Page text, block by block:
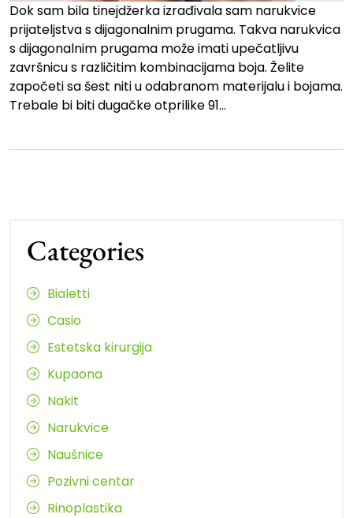
Dok sam bila tinejdžerka izrađivala sam narukvice
prijateljstva s dijagonalnim prugama. Takva narukvica
s dijagonalnim prugama može imati upečatljivu
završnicu s različitim kombinacijama boja. Želite
započeti sa šest niti u odabranom materijalu i bojama.
Trebale bi biti dugačke otprilike 91…
Categories
Bialetti
Casio
Estetska kirurgija
Kupaona
Nakit
Narukvice
Naušnice
Pozivni centar
Rinoplastika